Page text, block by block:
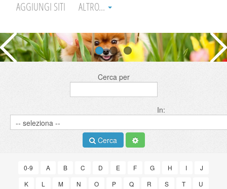
AGGIUNGI SITI
ALTRO...
Cerca per
In:
Cerca
0-9 A B C D E F G H I
J
K
L M N O P Q R S T
U